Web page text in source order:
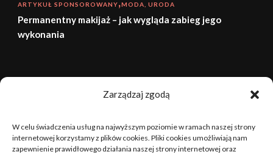
Zarządzaj zgodą
W celu świadczenia usług na najwyższym poziomie w ramach naszej strony
internetowej korzystamy z plików cookies. Pliki cookies umożliwiają nam
zapewnienie prawidłowego działania naszej strony internetowej oraz
ARTYKUŁ SPONSOROWANY MODA, URODA
Permanentny makijaż – jak wygląda zabieg jego
wykonania
sierpień 2026
1 2